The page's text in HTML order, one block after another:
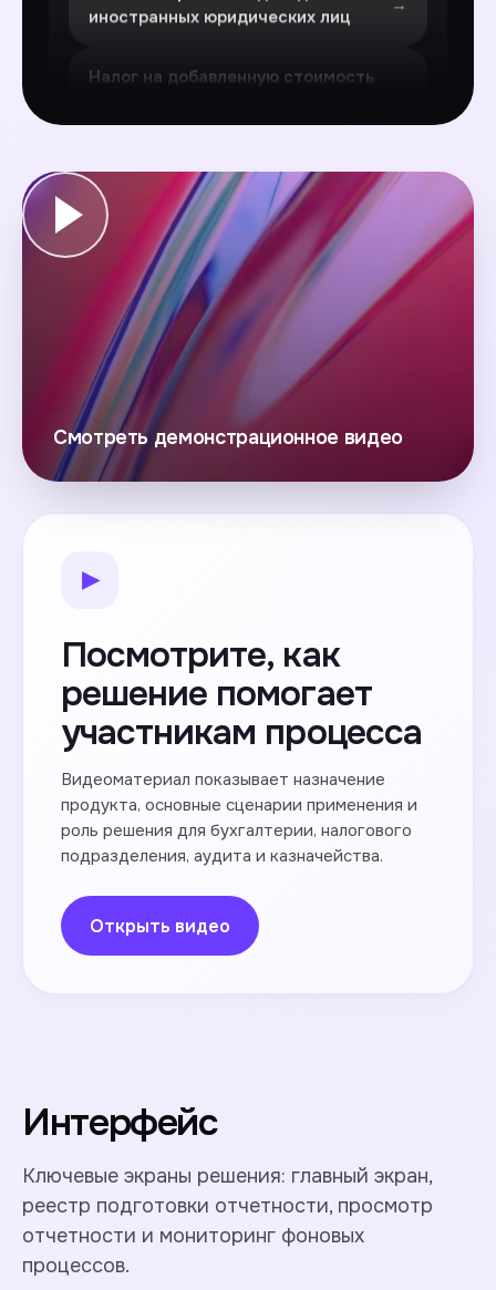
НДПИ
Акцизы
Налог на имущество организаций
Транспортный налог
Земельный налог
Водный налог
Прочая отчетность
Смотреть демонстрационное видео
▶
Посмотрите, как
решение помогает
участникам процесса
Видеоматериал показывает назначение
продукта, основные сценарии применения и
роль решения для бухгалтерии, налогового
подразделения, аудита и казначейства.
Открыть видео
Интерфейс
Ключевые экраны решения: главный экран,
реестр подготовки отчетности, просмотр
отчетности и мониторинг фоновых
процессов.